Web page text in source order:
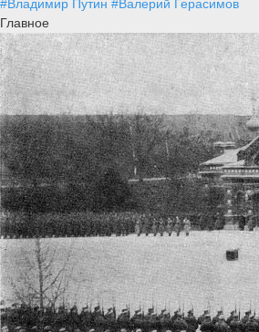
#Владимир Путин #Валерий Герасимов
Главное